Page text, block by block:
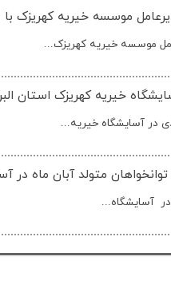
موسسه خیریه کهریزک با
موسسه خیریه کهریزک...
خیریه کهریزک استان
در آسایشگاه خیریه...
متولد آبان ماه در
در آسایشگاه...